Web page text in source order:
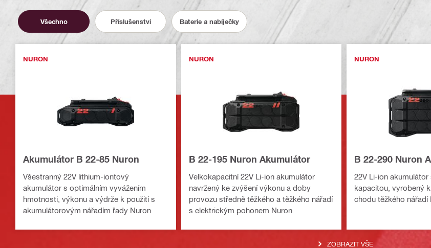
Všechno Příslušenství Baterie a nabíječky
NURON
Akumulátor B 22-85 Nuron
Všestranný 22V lithium-iontový
akumulátor s optimálním vyvážením
hmotnosti, výkonu a výdrže k použití s
akumulátorovým nářadím řady Nuron
NURON
B 22-195 Nuron Akumulátor
Velkokapacitní 22V Li-ion akumulátor
navržený ke zvýšení výkonu a doby
provozu středně těžkého a těžkého nářadí
s elektrickým pohonem Nuron
NURON
B 22-290 Nuron
22V Li-ion
kapacitou, vyrobený
chodu těžkého nářadí
ZOBRAZIT VŠE